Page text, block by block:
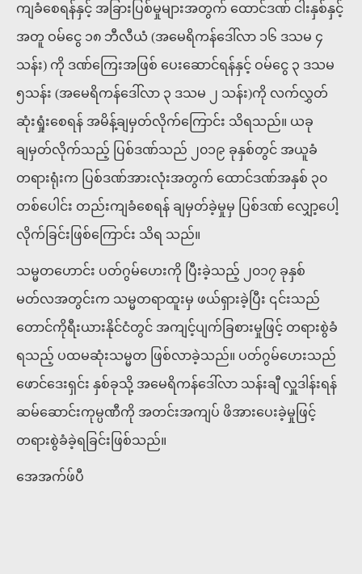
ကျခံစေရန်နှင့် အခြားပြစ်မှုများအတွက် ထောင်ဒဏ် ငါးနှစ်နှင့်
အတူ ဝမ်ငွေ ၁၈ ဘီလီယံ (အမေရိကန်ဒေါ်လာ ၁၆ ဒသမ ၄
သန်း) ကို ဒဏ်ကြေးအဖြစ် ပေးဆောင်ရန်နှင့် ဝမ်ငွေ ၃ ဒသမ
၅သန်း (အမေရိကန်ဒေါ်လာ ၃ ဒသမ ၂ သန်း)ကို လက်လွှတ်
ဆုံးရှုံးစေရန် အမိန့်ချမှတ်လိုက်ကြောင်း သိရသည်။ ယခု
ချမှတ်လိုက်သည့် ပြစ်ဒဏ်သည် ၂၀၁၉ ခုနှစ်တွင် အယူခံ
တရားရုံးက ပြစ်ဒဏ်အားလုံးအတွက် ထောင်ဒဏ်အနှစ် ၃၀
တစ်ပေါင်း တည်းကျခံစေရန် ချမှတ်ခဲ့မှုမှ ပြစ်ဒဏ် လျှော့ပေါ့
လိုက်ခြင်းဖြစ်ကြောင်း သိရ သည်။
သမ္မတဟောင်း ပတ်ဂွမ်ဟေးကို ပြီးခဲ့သည့် ၂၀၁၇ ခုနှစ်
မတ်လအတွင်းက သမ္မတရာထူးမှ ဖယ်ရှားခဲ့ပြီး ၎င်းသည်
တောင်ကိုရီးယားနိုင်ငံတွင် အကျင့်ပျက်ခြစားမှုဖြင့် တရားစွဲခံ
ရသည့် ပထမဆုံးသမ္မတ ဖြစ်လာခဲ့သည်။ ပတ်ဂွမ်ဟေးသည်
ဖောင်ဒေးရှင်း နှစ်ခုသို့ အမေရိကန်ဒေါ်လာ သန်းချီ လှူဒါန်းရန်
ဆမ်ဆောင်းကုမ္ပဏီကို အတင်းအကျပ် ဖိအားပေးခဲ့မှုဖြင့်
တရားစွဲခံခဲ့ရခြင်းဖြစ်သည်။
အေအက်ဖ်ပီ